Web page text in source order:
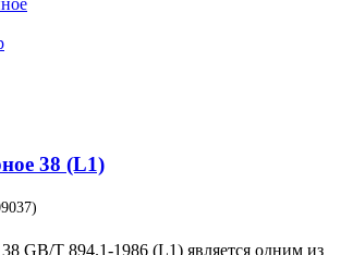
38 (L1)
GB/T 894.1-1986 (L1) является одним из